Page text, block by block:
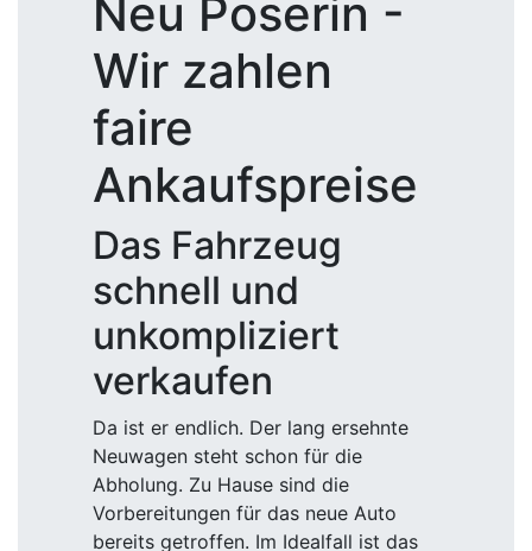
Neu Poserin -
Wir zahlen
faire
Ankaufspreise
Das Fahrzeug
schnell und
unkompliziert
verkaufen
Da ist er endlich. Der lang ersehnte
Neuwagen steht schon für die
Abholung. Zu Hause sind die
Vorbereitungen für das neue Auto
bereits getroffen. Im Idealfall ist das